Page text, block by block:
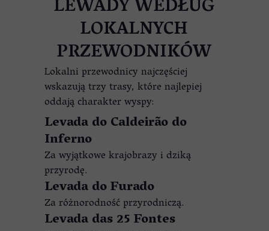
LEWADY WEDŁUG
LOKALNYCH
PRZEWODNIKÓW
Lokalni przewodnicy najczęściej
wskazują trzy trasy, które najlepiej
oddają charakter wyspy:
Levada do Caldeirão do
Inferno
Za wyjątkowe krajobrazy i dziką
przyrodę.
Levada do Furado
Za różnorodność przyrodniczą.
Levada das 25 Fontes